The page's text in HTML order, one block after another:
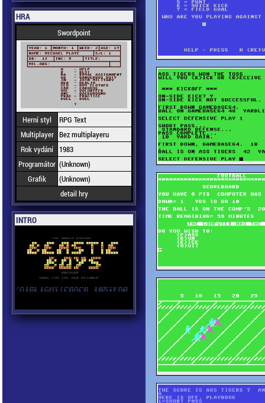
HRA
Swordpoint
Herní styl
RPG Text
Multiplayer Bez multiplayeru
Rok vydání
1983
Programátor (Unknown)
Grafik
(Unknown)
detail hry
INTRO